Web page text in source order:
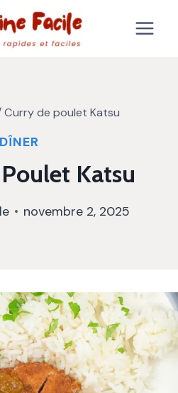
Curry de poulet Katsu
DÎNER
Katsu
novembre 2, 2025